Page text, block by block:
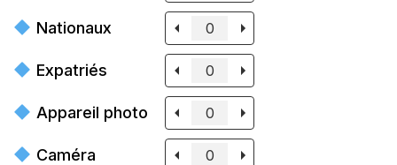
Nationaux
Expatriés
Appareil photo
Caméra